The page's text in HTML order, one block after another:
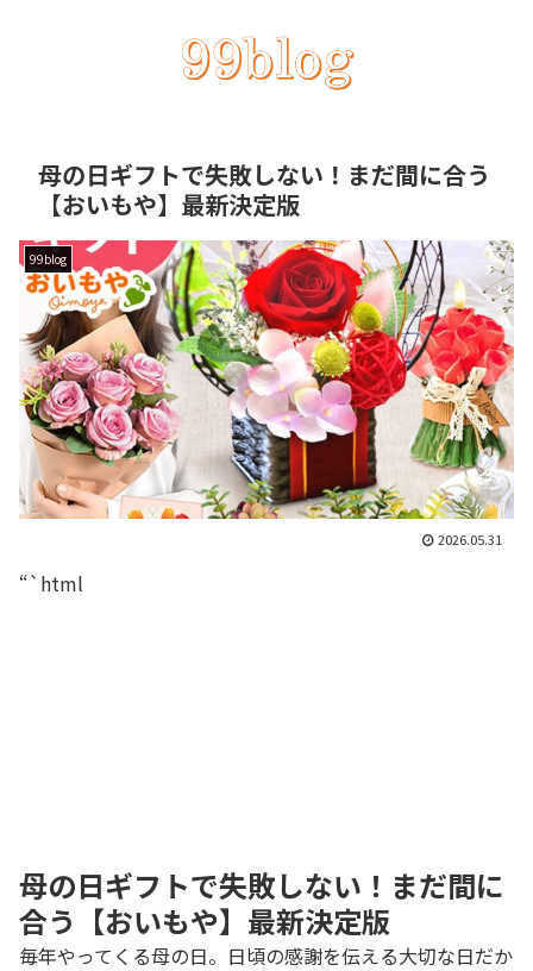
母の日ギフトで失敗しない！まだ間に合う
【おいもや】最新決定版
99blog
2026.05.31
“`html
母の日ギフトで失敗しない！まだ間に
合う【おいもや】最新決定版
毎年やってくる母の日。日頃の感謝を伝える大切な日だか